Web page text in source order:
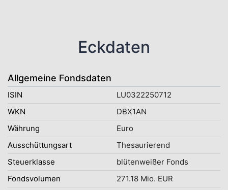
Eckdaten
Allgemeine Fondsdaten
ISIN
LU0322250712
WKN
DBX1AN
Währung
Euro
Ausschüttungsart
Thesaurierend
Steuerklasse
blütenweißer Fonds
Fondsvolumen
271.18 Mio. EUR